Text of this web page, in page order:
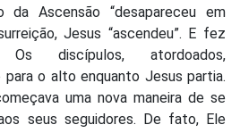
da Ascensão “desapareceu em
Jesus “ascendeu”. E fez
discípulos, atordoados,
para o alto enquanto Jesus partia.
uma nova maneira de se
seus seguidores. De fato, Ele